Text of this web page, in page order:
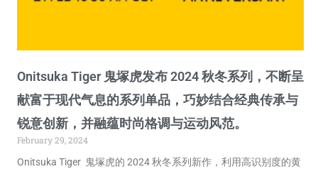
Onitsuka Tiger 鬼塚虎发布 2024 秋冬系列，不断呈
献富于现代气息的系列单品，巧妙结合经典传承与
锐意创新，并融蕴时尚格调与运动风范。
February 29, 2024
Onitsuka Tiger 鬼塚虎的 2024 秋冬系列新作，利用高识别度的黄